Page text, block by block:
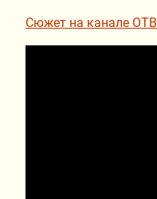
Сюжет на канале ОТВ